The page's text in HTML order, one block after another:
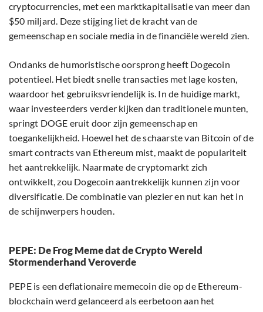
cryptocurrencies, met een marktkapitalisatie van meer dan
$50 miljard. Deze stijging liet de kracht van de
gemeenschap en sociale media in de financiële wereld zien.
Ondanks de humoristische oorsprong heeft Dogecoin
potentieel. Het biedt snelle transacties met lage kosten,
waardoor het gebruiksvriendelijk is. In de huidige markt,
waar investeerders verder kijken dan traditionele munten,
springt DOGE eruit door zijn gemeenschap en
toegankelijkheid. Hoewel het de schaarste van Bitcoin of de
smart contracts van Ethereum mist, maakt de populariteit
het aantrekkelijk. Naarmate de cryptomarkt zich
ontwikkelt, zou Dogecoin aantrekkelijk kunnen zijn voor
diversificatie. De combinatie van plezier en nut kan het in
de schijnwerpers houden.
PEPE: De Frog Meme dat de Crypto Wereld
Stormenderhand Veroverde
PEPE is een deflationaire memecoin die op de Ethereum-
blockchain werd gelanceerd als eerbetoon aan het